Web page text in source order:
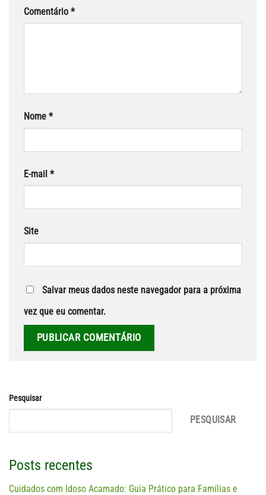
Comentário *
Nome *
E-mail *
Site
Salvar meus dados neste navegador para a próxima
vez que eu comentar.
Pesquisar
PESQUISAR
Posts recentes
Cuidados com Idoso Acamado: Guia Prático para Famílias e